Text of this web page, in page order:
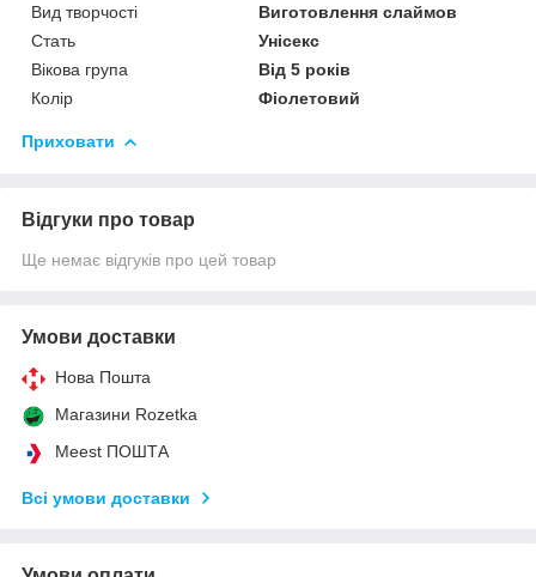
Вид творчості
Виготовлення слаймов
Стать
Унісекс
Вікова група
Від 5 років
Колір
Фіолетовий
Приховати
Відгуки про товар
Ще немає відгуків про цей товар
Умови доставки
Нова Пошта
Магазини Rozetka
Meest ПОШТА
Всі умови доставки